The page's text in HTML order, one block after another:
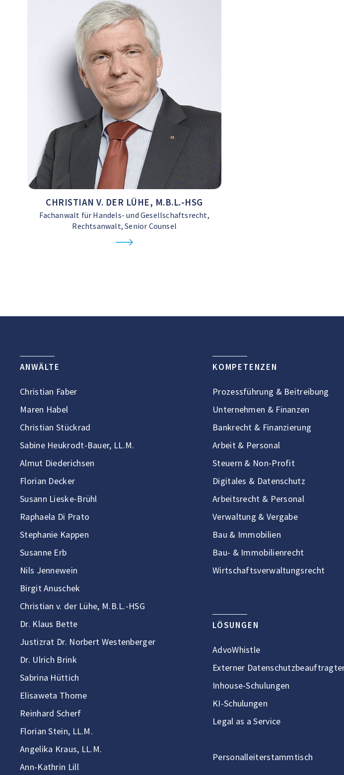
CHRISTIAN V. DER LÜHE, M.B.L.-HSG
Fachanwalt für Handels- und Gesellschaftsrecht,
Rechtsanwalt, Senior Counsel
ANWÄLTE
Christian Faber
Maren Habel
Christian Stückrad
Sabine Heukrodt-Bauer, LL.M.
Almut Diederichsen
Florian Decker
Susann Lieske-Brühl
Raphaela Di Prato
Stephanie Kappen
Susanne Erb
Nils Jennewein
Birgit Anuschek
Christian v. der Lühe, M.B.L.-HSG
Dr. Klaus Bette
Justizrat Dr. Norbert Westenberger
Dr. Ulrich Brink
Sabrina Hüttich
Elisaweta Thome
Reinhard Scherf
Florian Stein, LL.M.
Angelika Kraus, LL.M.
Ann-Kathrin Lill
KOMPETENZEN
Prozessführung & Beitreibung
Unternehmen & Finanzen
Bankrecht & Finanzierung
Arbeit & Personal
Steuern & Non-Profit
Digitales & Datenschutz
Arbeitsrecht & Personal
Verwaltung & Vergabe
Bau & Immobilien
Bau- & Immobilienrecht
Wirtschaftsverwaltungsrecht
LÖSUNGEN
AdvoWhistle
Externer
Inhouse-Schulungen
KI-Schulungen
Legal as a Service
Personalleiterstammtisch